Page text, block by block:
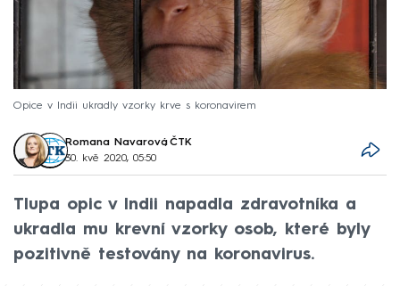
Opice v Indii ukradly vzorky krve s koronavirem
Romana Navarová, ČTK
30. kvě 2020, 05:50
Tlupa opic v Indii napadla zdravotníka a
ukradla mu krevní vzorky osob, které byly
pozitivně testovány na koronavirus.